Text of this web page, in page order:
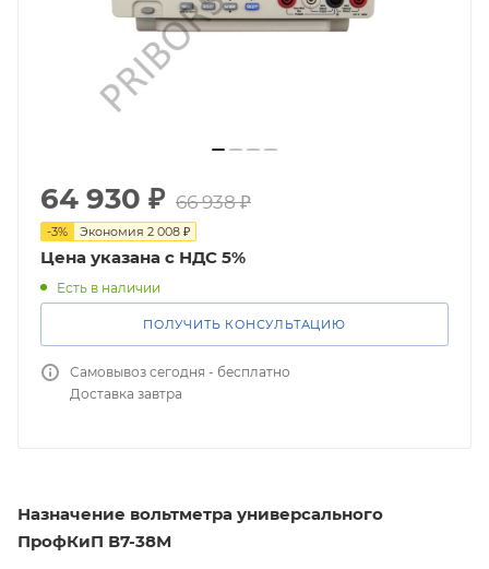
64 930 ₽ 66 938₽
-3% Экономия 2 008 ₽
Цена указана с НДС 5%
Есть в наличии
ПОЛУЧИТЬ КОНСУЛЬТАЦИЮ
Самовывоз сегодня - бесплатно
Доставка завтра
Назначение вольтметра универсального
ПрофКиП В7-38М